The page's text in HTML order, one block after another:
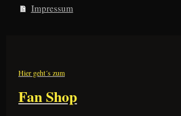
Impressum
Hier geht´s zum
Fan Shop